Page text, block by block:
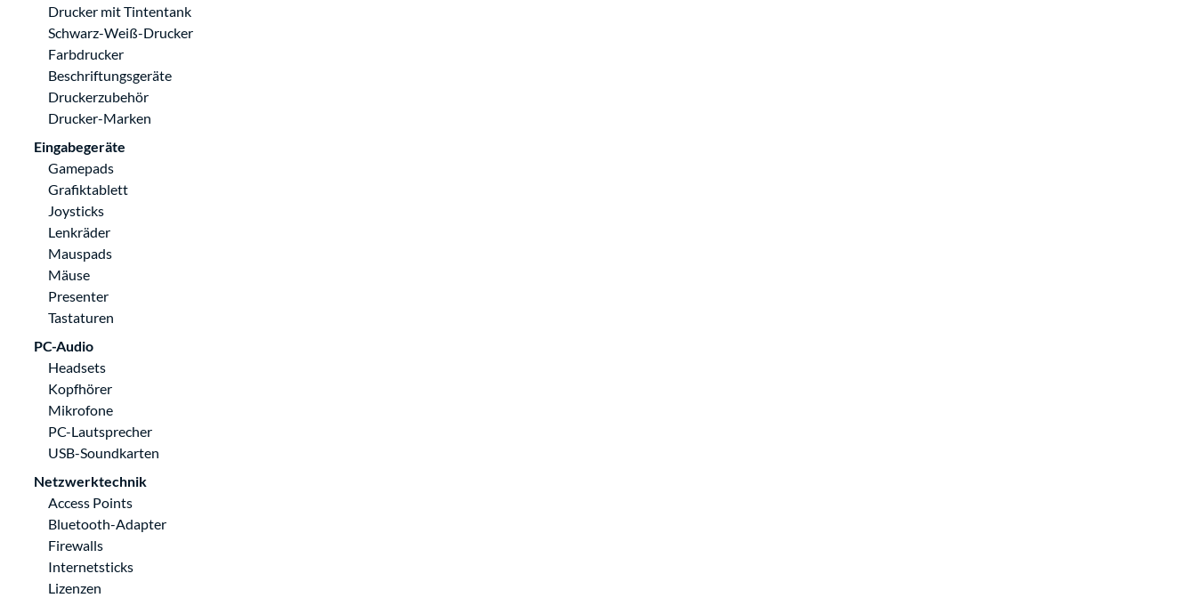
Drucker mit Tintentank
Schwarz-Weiß-Drucker
Farbdrucker
Beschriftungsgeräte
Druckerzubehör
Drucker-Marken
Eingabegeräte
Gamepads
Grafiktablett
Joysticks
Lenkräder
Mauspads
Mäuse
Presenter
Tastaturen
PC-Audio
Headsets
Kopfhörer
Mikrofone
PC-Lautsprecher
USB-Soundkarten
Netzwerktechnik
Access Points
Bluetooth-Adapter
Firewalls
Internetsticks
Lizenzen